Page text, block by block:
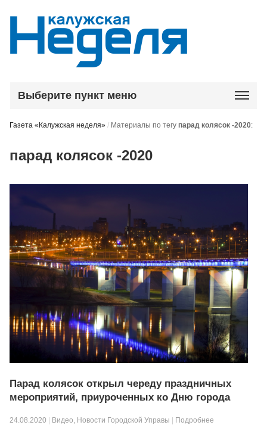
Выберите пункт меню
Газета «Калужская неделя» / Материалы по тегупарад колясок -2020:
парад колясок -2020
Парад колясок открыл череду праздничных
мероприятий, приуроченных ко Дню города
24.08.2020 Видео, Новости Городской Управы Подробнее